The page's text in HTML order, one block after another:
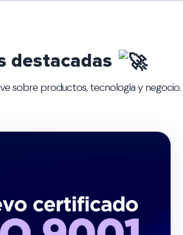
destacadas
sobre productos, tecnología y negocio.